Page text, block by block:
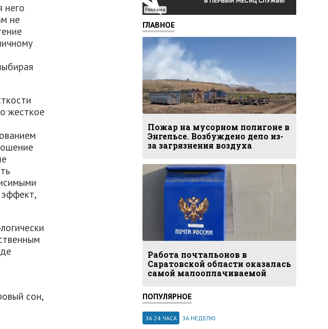
него
не
жесткое
сон,
Реклама
ГЛАВНОЕ
Пожар на мусорном полигоне в
Энгельсе. Возбуждено дело из-
за загрязнения воздуха
Работа почтальонов в
Саратовской области оказалась
самой малооплачиваемой
ПОПУЛЯРНОЕ
ЗА 24 ЧАСА ЗА НЕДЕЛЮ